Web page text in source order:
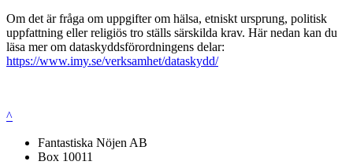
Om det är fråga om uppgifter om hälsa, etniskt ursprung, politisk
uppfattning eller religiös tro ställs särskilda krav. Här nedan kan du
läsa mer om dataskyddsförordningens delar:
https://www.imy.se/verksamhet/dataskydd/
^
Fantastiska Nöjen AB
Box 10011